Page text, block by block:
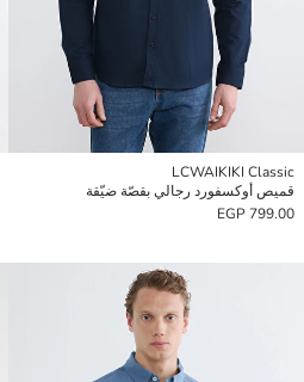
LCWAIKIKI Classic
قميص أوكسفورد رجالي بقصّة ضيّقة
799.00 EGP